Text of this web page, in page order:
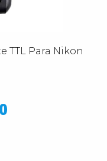
TTL Para Nikon